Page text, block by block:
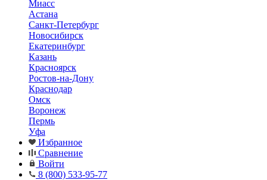
Миасс
Астана
Санкт-Петербург
Новосибирск
Екатеринбург
Казань
Красноярск
Ростов-на-Дону
Краснодар
Омск
Воронеж
Пермь
Уфа
Избранное
Сравнение
Войти
8 (800) 533-95-77